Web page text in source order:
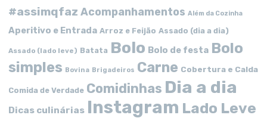
#assimqfaz Acompanhamentos Além da Cozinha
Aperitivo e Entrada Arroz e Feijão Assado (dia a dia)
Assado (lado leve) Batata Bolo Bolo de festa Bolo
simples Bovina Brigadeiros Carne Cobertura e Calda
Comida de Verdade Comidinhas Dia a dia
Dicas culinárias Instagram Lado Leve